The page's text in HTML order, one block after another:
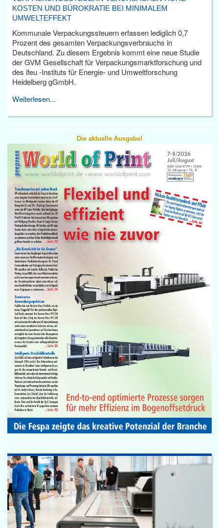
KOSTEN UND BÜROKRATIE BEI MINIMALEM
UMWELTEFFEKT
Kommunale Verpackungssteuern erfassen lediglich 0,7
Prozent des gesamten Verpackungsverbrauchs in
Deutschland. Zu diesem Ergebnis kommt eine neue Studie
der GVM Gesellschaft für Verpackungsmarktforschung und
des ifeu -Instituts für Energie- und Umweltforschung
Heidelberg gGmbH.
Weiterlesen...
Die aktuelle Ausgabe!